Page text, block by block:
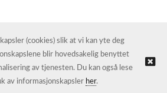
(cookies) slik at vi kan yte deg
blir hovedsakelig benyttet
av tjenesten. Du kan også lese
av informasjonskapsler her.